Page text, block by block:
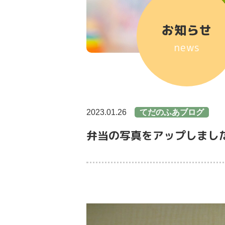
お知らせ
news
2023.01.26 てだのふあブログ
弁当の写真をアップしまし